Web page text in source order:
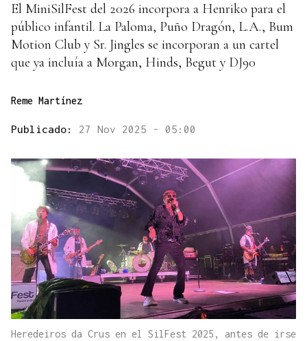
El MiniSilFest del 2026 incorpora a Henriko para el
público infantil. La Paloma, Puño Dragón, L.A., Bum
Motion Club y Sr. Jingles se incorporan a un cartel
que ya incluía a Morgan, Hinds, Begut y DJ90
Reme Martínez
Publicado: 27 Nov 2025 - 05:00
Heredeiros da Crus en el SilFest 2025, antes de irse